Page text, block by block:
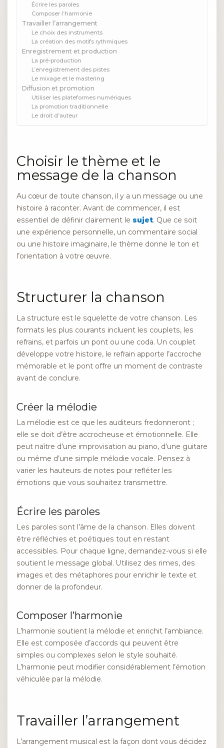
Écrire les paroles
Composer l’harmonie
Travailler l’arrangement
Le choix des instruments
La création des motifs rythmiques
Enregistrement et production
La pré-production
L’enregistrement des pistes
Le mixage et le mastering
Diffusion et promotion
Utiliser les plateformes numériques
La promotion traditionnelle
Le droit d’auteur
Choisir le thème et le
message de la chanson
Au cœur de toute chanson, il y a un message ou une
histoire à raconter. Avant de commencer, il est
essentiel de définir clairement le sujet. Que ce soit
une expérience personnelle, un commentaire social
ou une histoire imaginaire, le thème donne le ton et
l’orientation à votre œuvre.
Structurer la chanson
La structure est le squelette de votre chanson. Les
formats les plus courants incluent les couplets, les
refrains, et parfois un pont ou une coda. Un couplet
développe votre histoire, le refrain apporte l’accroche
mémorable et le pont offre un moment de contraste
avant de conclure.
Créer la mélodie
La mélodie est ce que les auditeurs fredonneront ;
elle se doit d’être accrocheuse et émotionnelle. Elle
peut naître d’une improvisation au piano, d’une guitare
ou même d’une simple mélodie vocale. Pensez à
varier les hauteurs de notes pour refléter les
émotions que vous souhaitez transmettre.
Écrire les paroles
Les paroles sont l’âme de la chanson. Elles doivent
être réfléchies et poétiques tout en restant
accessibles. Pour chaque ligne, demandez-vous si elle
soutient le message global. Utilisez des rimes, des
images et des métaphores pour enrichir le texte et
donner de la profondeur.
Composer l’harmonie
L’harmonie soutient la mélodie et enrichit l’ambiance.
Elle est composée d’accords qui peuvent être
simples ou complexes selon le style souhaité.
L’harmonie peut modifier considérablement l’émotion
véhiculée par la mélodie.
Travailler l’arrangement
L’arrangement musical est la façon dont vous décidez